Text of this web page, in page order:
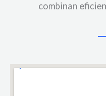
combinan